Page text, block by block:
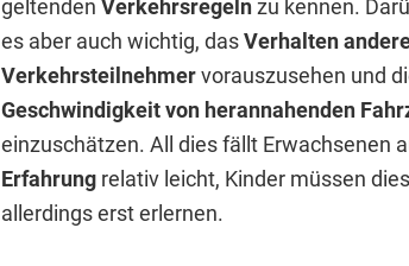
geltenden Verkehrsregelnzu kennen.
es aber auch wichtig, dasVerhalten
Verkehrsteilnehmervorauszusehen und
Geschwindigkeit von herannahenden
einzuschätzen. All dies fällt Erwachsenen
Erfahrung relativ leicht, Kinder müssen
allerdings erst erlernen.